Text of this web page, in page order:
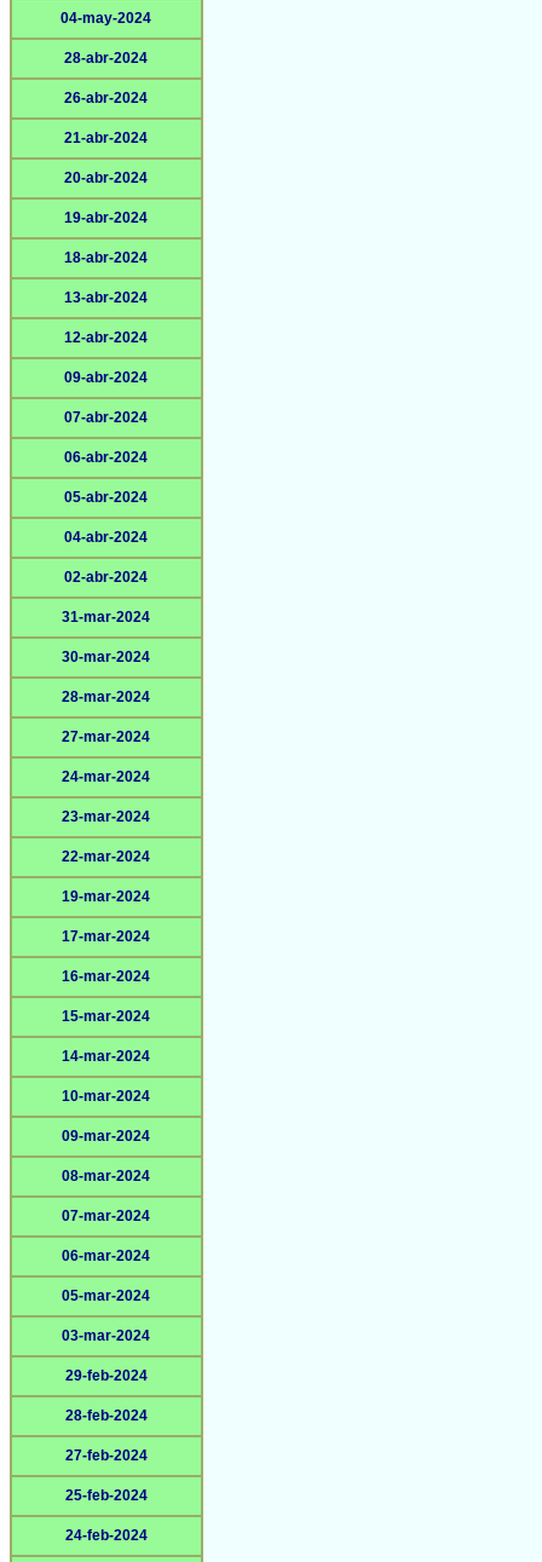
04-may-2024
28-abr-2024
26-abr-2024
21-abr-2024
20-abr-2024
19-abr-2024
18-abr-2024
13-abr-2024
12-abr-2024
09-abr-2024
07-abr-2024
06-abr-2024
05-abr-2024
04-abr-2024
02-abr-2024
31-mar-2024
30-mar-2024
28-mar-2024
27-mar-2024
24-mar-2024
23-mar-2024
22-mar-2024
19-mar-2024
17-mar-2024
16-mar-2024
15-mar-2024
14-mar-2024
10-mar-2024
09-mar-2024
08-mar-2024
07-mar-2024
06-mar-2024
05-mar-2024
03-mar-2024
29-feb-2024
28-feb-2024
27-feb-2024
25-feb-2024
24-feb-2024